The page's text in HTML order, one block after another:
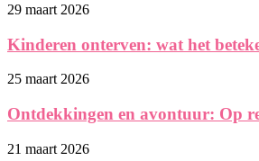
29 maart 2026
Kinderen onterven: wat het
25 maart 2026
Ontdekkingen en avontuur: Op
21 maart 2026